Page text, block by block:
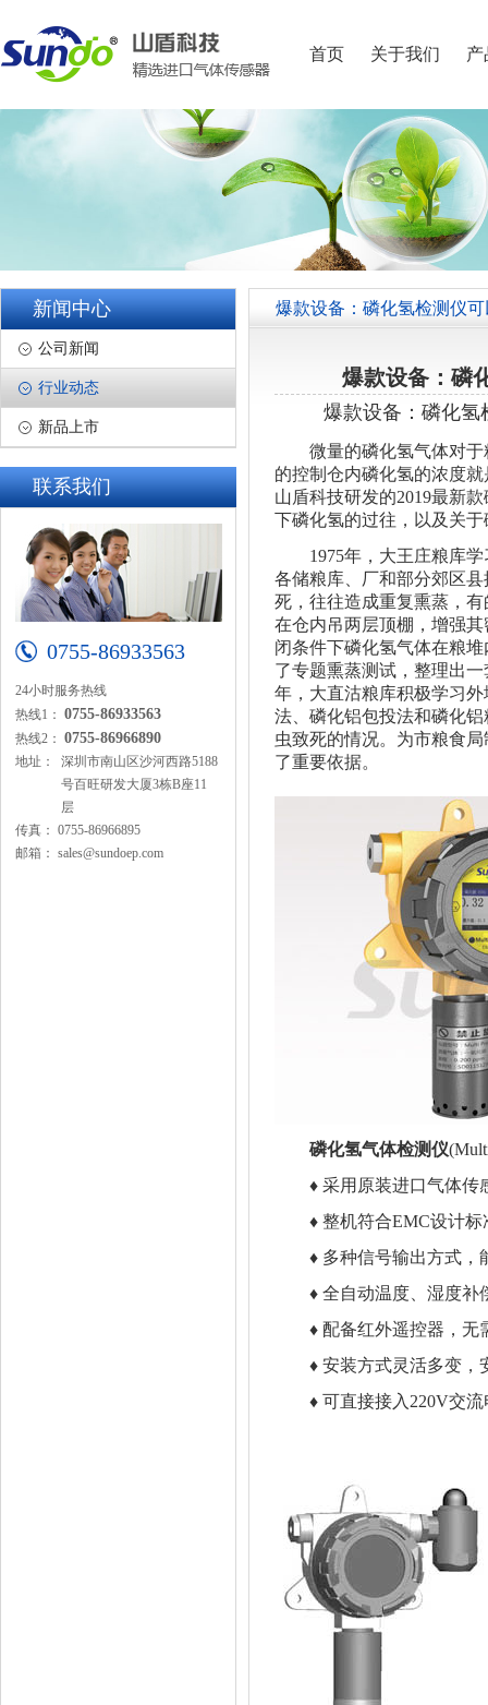
首页 关于我们 产
新闻中心
公司新闻
行业动态
新品上市
联系我们
0755-86933563
24小时服务热线
热线1： 0755-86933563
热线2： 0755-86966890
地址：
深圳市南山区沙河西路5188
号百旺研发大厦3栋B座11
层
传真： 0755-86966895
邮箱： sales@sundoep.com
爆款设备：磷化氢检测仪
爆款设备：磷
爆款设备：磷化氢
微量的磷化氢气体对于
的控制仓内磷化氢的浓度
山盾科技研发的2019最新
下磷化氢的过往，以及关
1975年，大王庄粮库学
各储粮库、厂和部分郊区
死，往往造成重复熏蒸，
在仓内吊两层顶棚，增强
闭条件下磷化氢气体在粮
了专题熏蒸测试，整理出
年，大直沽粮库积极学习
法、磷化铝包投法和磷化
虫致死的情况。为市粮食
了重要依据。
磷化氢气体检测仪
♦ 采用原装进口气体传
♦ 整机符合EMC设计标
♦ 多种信号输出方式，能
♦ 全自动温度、湿度补
♦ 配备红外遥控器，无
♦ 安装方式灵活多变，
♦ 可直接接入220V交流